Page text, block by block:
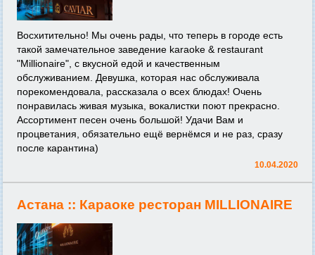
Восхитительно! Мы очень рады, что теперь в городе есть
такой замечательное заведение karaoke & restaurant
"Millionaire", с вкусной едой и качественным
обслуживанием. Девушка, которая нас обслуживала
порекомендовала, рассказала о всех блюдах! Очень
понравилась живая музыка, вокалистки поют прекрасно.
Ассортимент песен очень большой! Удачи Вам и
процветания, обязательно ещё вернёмся и не раз, сразу
после карантина)
10.04.2020
Астана :: Караоке ресторан MILLIONAIRE